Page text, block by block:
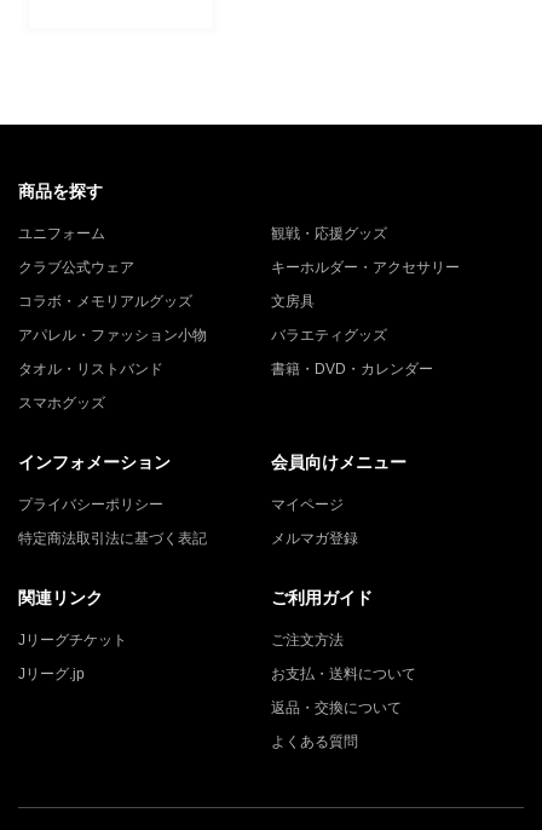
商品を探す
ユニフォーム
観戦・応援グッズ
クラブ公式ウェア
キーホルダー・アクセサリー
コラボ・メモリアルグッズ
文房具
アパレル・ファッション小物
バラエティグッズ
タオル・リストバンド
書籍・DVD・カレンダー
スマホグッズ
インフォメーション
プライバシーポリシー
特定商法取引法に基づく表記
会員向けメニュー
マイページ
メルマガ登録
関連リンク
Jリーグチケット
Jリーグ.jp
ご利用ガイド
ご注文方法
お支払・送料について
返品・交換について
よくある質問